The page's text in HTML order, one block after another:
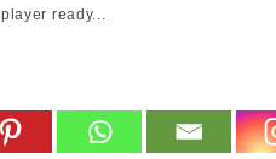
player ready...